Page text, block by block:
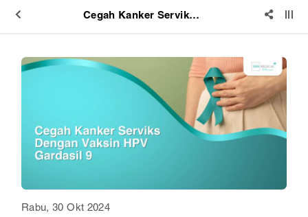
Cegah Kanker Serviks Dengan Vaksin HPV Gardasil 9
Rabu, 30 Okt 2024